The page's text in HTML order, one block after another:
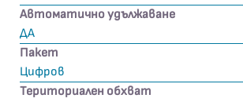
Автоматично удължаване
ДА
Пакет
Цифров
Териториален обхват